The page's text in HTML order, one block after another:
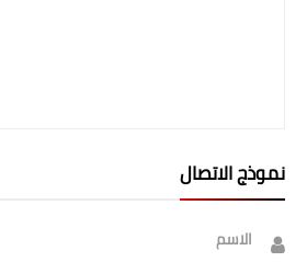
نموذج الاتصال
الاسم